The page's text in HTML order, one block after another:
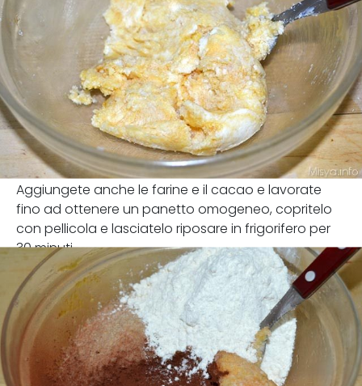
Aggiungete anche le farine e il cacao e lavorate
fino ad ottenere un panetto omogeneo, copritelo
con pellicola e lasciatelo riposare in frigorifero per
30 minuti.